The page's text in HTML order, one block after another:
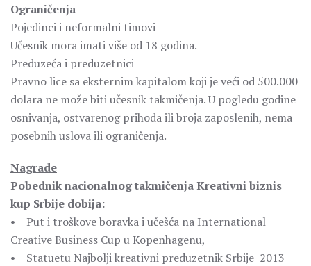
Ograničenja
Pojedinci i neformalni timovi
Učesnik mora imati više od 18 godina.
Preduzeća i preduzetnici
Pravno lice sa eksternim kapitalom koji je veći od 500.000
dolara ne može biti učesnik takmičenja. U pogledu godine
osnivanja, ostvarenog prihoda ili broja zaposlenih, nema
posebnih uslova ili ograničenja.
Nagrade
Pobednik nacionalnog takmičenja Kreativni biznis
kup Srbije dobija:
• Put i troškove boravka i učešća na International
Creative Business Cup u Kopenhagenu,
• Statuetu Najbolji kreativni preduzetnik Srbije 2013